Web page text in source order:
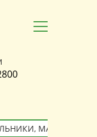
МАНЖЕТЫ